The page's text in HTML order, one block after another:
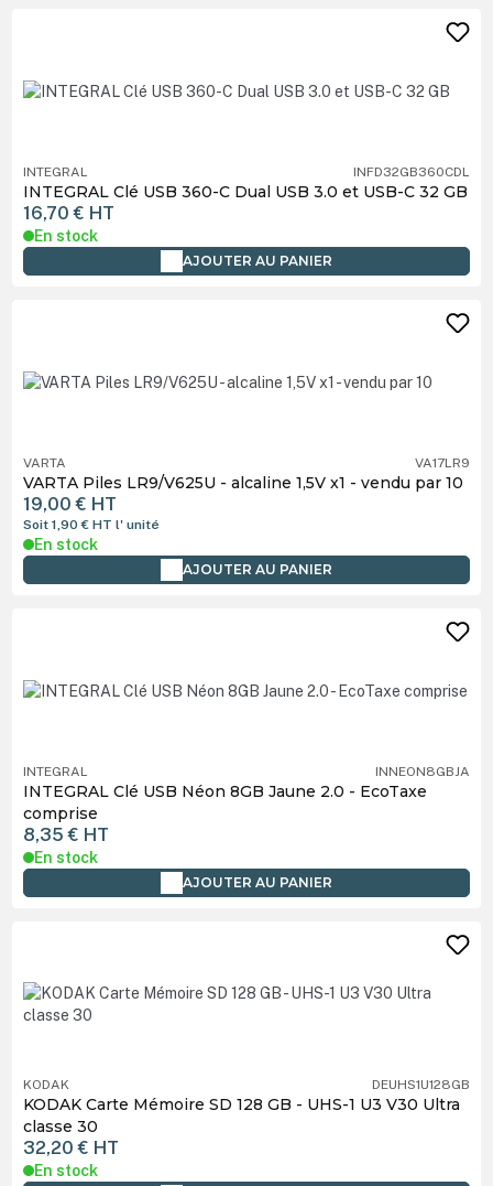
INTEGRAL INFD32GB360CDL
INTEGRAL Clé USB 360-C Dual USB 3.0 et USB-C 32 GB
16,70 € HT
En stock
AJOUTER AU PANIER
VARTA VA17LR9
VARTA Piles LR9/V625U - alcaline 1,5V x1 - vendu par 10
19,00 € HT
Soit 1,90 €HTl' unité
En stock
AJOUTER AU PANIER
INTEGRAL INNEON8GBJA
INTEGRAL Clé USB Néon 8GB Jaune 2.0 - EcoTaxe
comprise
8,35 € HT
En stock
AJOUTER AU PANIER
KODAK DEUHS1U128GB
KODAK Carte Mémoire SD 128 GB - UHS-1 U3 V30 Ultra
classe 30
32,20 € HT
En stock